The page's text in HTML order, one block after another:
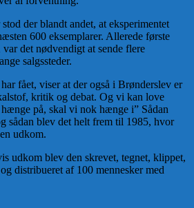
der blandt andet, at eksperimentet
600 eksemplarer. Allerede første
det nødvendigt at sende flere
salgssteder.
fået, viser at der også i Brønderslev er
kritik og debat. Og vi kan love
på, skal vi nok hænge i” Sådan
sådan blev det helt frem til 1985, hvor
udkom.
udkom blev den skrevet, tegnet, klippet,
distribueret af 100 mennesker med